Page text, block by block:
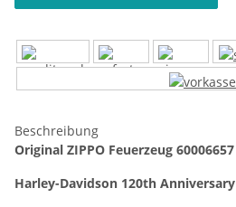
Beschreibung
Original ZIPPO Feuerzeug 60006657
Harley-Davidson 120th Anniversary